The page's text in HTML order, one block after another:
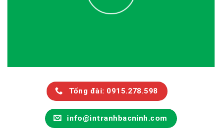
Tổng đài: 0915.278.598
info@intranhbacninh.com